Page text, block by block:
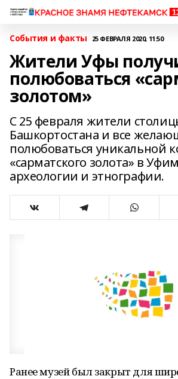
События и факты 25 ФЕВРАЛЯ 2020, 11:50
Жители Уфы
полюбоваться
золотом»
С 25 февраля жители
Башкортостана и все
полюбоваться уникальной
«сарматского золота» в
археологии и этнографии.
Ранее музей был закрыт для